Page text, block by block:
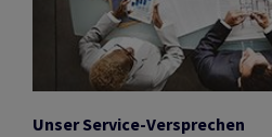
Unser Service-Versprechen